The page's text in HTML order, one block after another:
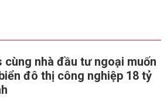
nhà đầu tư ngoại muốn
đô thị công nghiệp 18 tỷ